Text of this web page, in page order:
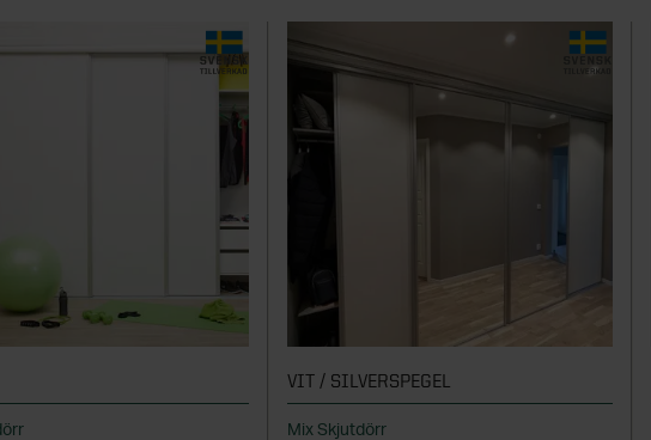
VIT / SILVERSPEGEL
Mix Skjutdörr